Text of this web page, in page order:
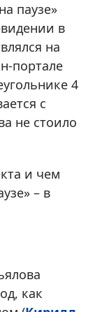
паузе»
в
на
портале
4
с
не стоило
и чем
– в
как